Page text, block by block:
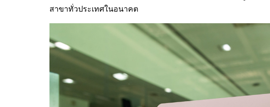
สาขาทั่วประเทศในอนาคต